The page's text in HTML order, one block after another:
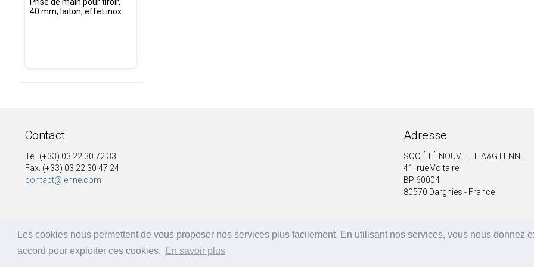
Les cookies nous permettent de vous proposer nos services plus facilement. En utilisant nos services, vous nous donnez
accord pour exploiter ces cookies.
En savoir plus
40 mm, laiton, effet inox
Contact
Tel. (+33) 03 22 30 72 33
Fax. (+33) 03 22 30 47 24
contact@lenne.com
Adresse
SOCIÉTÉ NOUVELLE A&G LENNE
41, rue Voltaire
BP 60004
80570 Dargnies - France